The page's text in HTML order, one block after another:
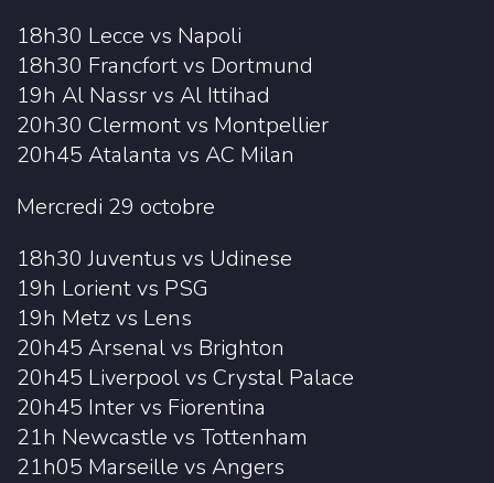
18h30 Lecce vs Napoli
18h30 Francfort vs Dortmund
19h Al Nassr vs Al Ittihad
20h30 Clermont vs Montpellier
20h45 Atalanta vs AC Milan
Mercredi 29 octobre
18h30 Juventus vs Udinese
19h Lorient vs PSG
19h Metz vs Lens
20h45 Arsenal vs Brighton
20h45 Liverpool vs Crystal Palace
20h45 Inter vs Fiorentina
21h Newcastle vs Tottenham
21h05 Marseille vs Angers